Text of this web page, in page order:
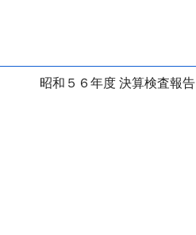
昭和５６年度 決算検査報告